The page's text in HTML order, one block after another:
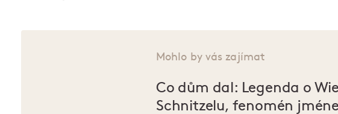
Mohlo by vás zajímat
Co dům dal: Legenda o
Schnitzelu, fenomén